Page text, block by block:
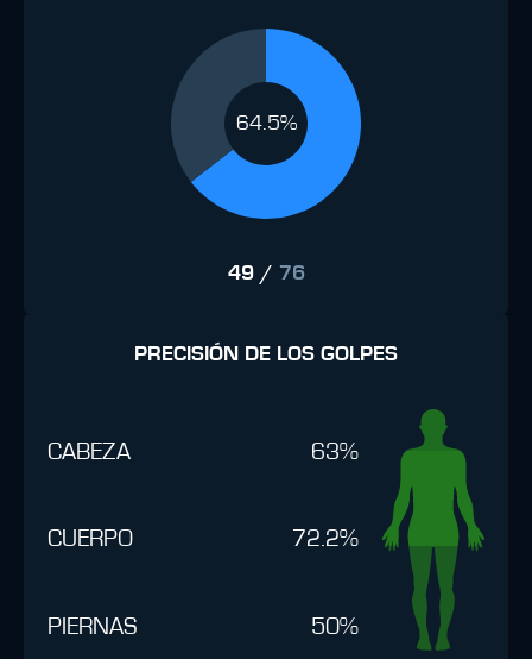
64.5%
49/ 76
PRECISIÓN DE LOS GOLPES
CABEZA 63%
CUERPO 72.2%
PIERNAS 50%